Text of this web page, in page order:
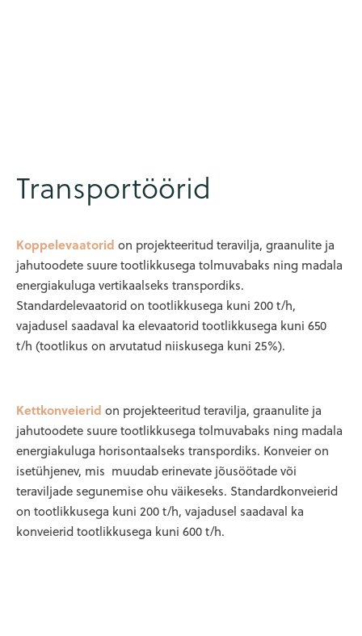
Transportöörid
Koppelevaatorid on projekteeritud teravilja, graanulite ja
jahutoodete suure tootlikkusega tolmuvabaks ning madala
energiakuluga vertikaalseks transpordiks.
Standardelevaatorid on tootlikkusega kuni 200 t/h,
vajadusel saadaval ka elevaatorid tootlikkusega kuni 650
t/h (tootlikus on arvutatud niiskusega kuni 25%).
Kettkonveierid on projekteeritud teravilja, graanulite ja
jahutoodete suure tootlikkusega tolmuvabaks ning madala
energiakuluga horisontaalseks transpordiks. Konveier on
isetühjenev, mis muudab erinevate jõusöötade või
teraviljade segunemise ohu väikeseks. Standardkonveierid
on tootlikkusega kuni 200 t/h, vajadusel saadaval ka
konveierid tootlikkusega kuni 600 t/h.